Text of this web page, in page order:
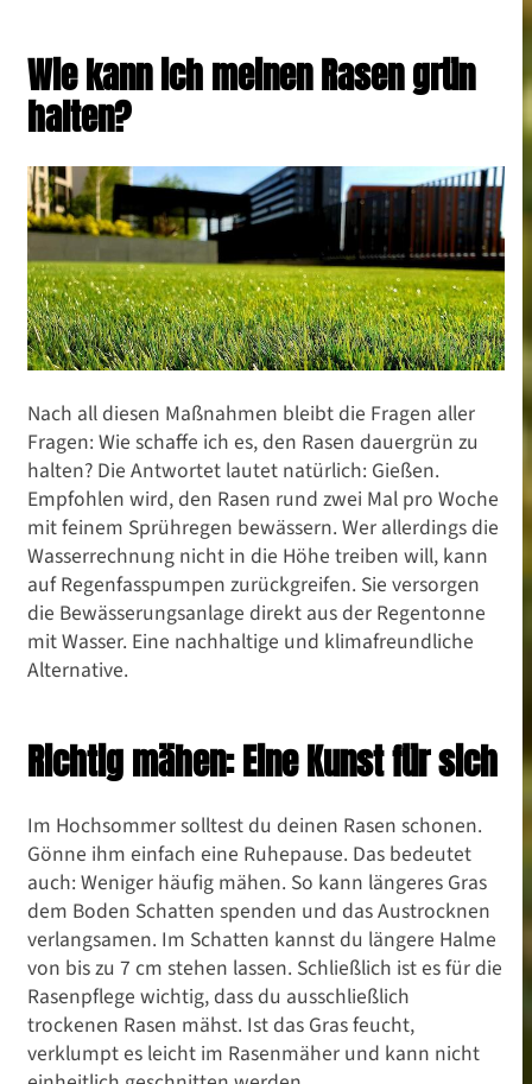
Wie kann ich meinen Rasen grün
halten?
Nach all diesen Maßnahmen bleibt die Fragen aller
Fragen: Wie schaffe ich es, den Rasen dauergrün zu
halten? Die Antwortet lautet natürlich: Gießen.
Empfohlen wird, den Rasen rund zwei Mal pro Woche
mit feinem Sprühregen bewässern. Wer allerdings die
Wasserrechnung nicht in die Höhe treiben will, kann
auf Regenfasspumpen zurückgreifen. Sie versorgen
die Bewässerungsanlage direkt aus der Regentonne
mit Wasser. Eine nachhaltige und klimafreundliche
Alternative.
Richtig mähen: Eine Kunst für sich
Im Hochsommer solltest du deinen Rasen schonen.
Gönne ihm einfach eine Ruhepause. Das bedeutet
auch: Weniger häufig mähen. So kann längeres Gras
dem Boden Schatten spenden und das Austrocknen
verlangsamen. Im Schatten kannst du längere Halme
von bis zu 7 cm stehen lassen. Schließlich ist es für die
Rasenpflege wichtig, dass du ausschließlich
trockenen Rasen mähst. Ist das Gras feucht,
verklumpt es leicht im Rasenmäher und kann nicht